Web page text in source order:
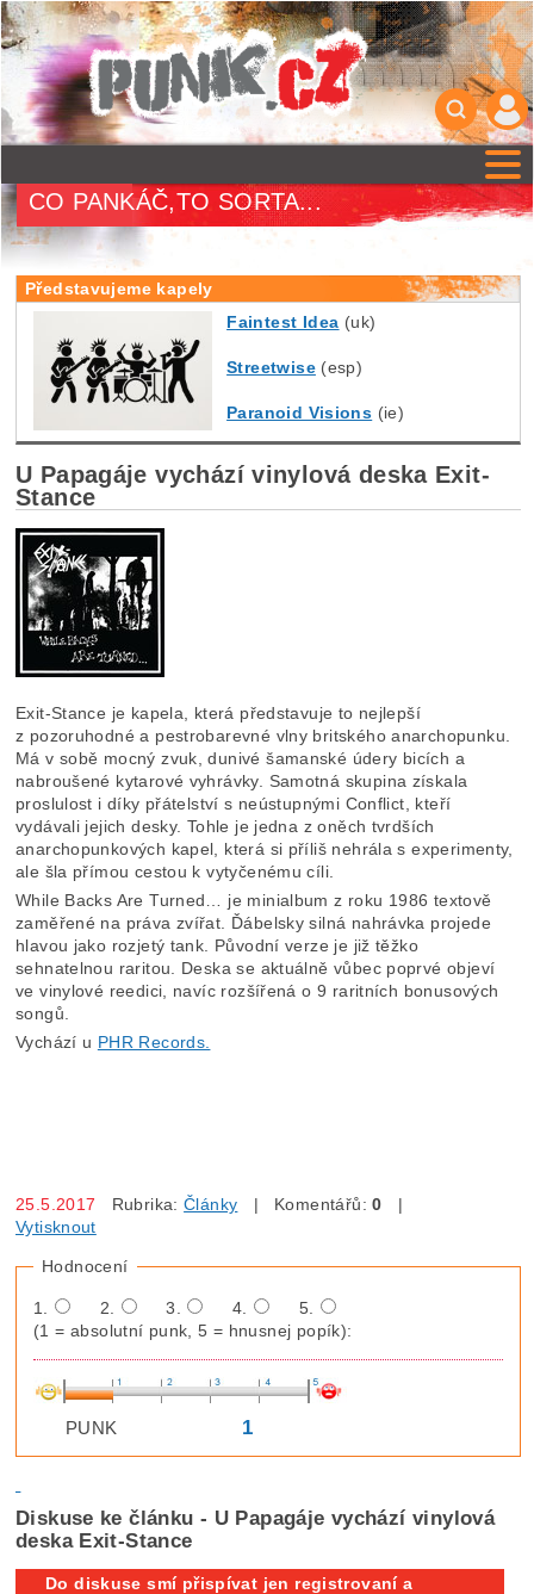
CO PANKÁČ,TO SORTA...
Představujeme kapely
Faintest Idea (uk)
Streetwise(esp)
Paranoid Visions (ie)
U Papagáje vychází vinylová deska Exit-
Stance
Exit-Stance je kapela, která představuje to nejlepší
z pozoruhodné a pestrobarevné vlny britského anarchopunku.
Má v sobě mocný zvuk, dunivé šamanské údery bicích a
nabroušené kytarové vyhrávky. Samotná skupina získala
proslulost i díky přátelství s neústupnými Conflict, kteří
vydávali jejich desky. Tohle je jedna z oněch tvrdších
anarchopunkových kapel, která si příliš nehrála s experimenty,
ale šla přímou cestou k vytyčenému cíli.
While Backs Are Turned… je minialbum z roku 1986 textově
zaměřené na práva zvířat. Ďábelsky silná nahrávka projede
hlavou jako rozjetý tank. Původní verze je již těžko
sehnatelnou raritou. Deska se aktuálně vůbec poprvé objeví
ve vinylové reedici, navíc rozšířená o 9 raritních bonusových
songů.
Vychází u PHR Records.
25.5.2017 Rubrika:Články | Komentářů:0 |
Vytisknout
Hodnocení
1. 2. 3. 4.
5.
(1 = absolutní punk, 5 = hnusnej popík):
PUNK 1
Diskuse ke článku - U Papagáje vychází vinylová
deska Exit-Stance
Do diskuse smí přispívat jen registrovaní a